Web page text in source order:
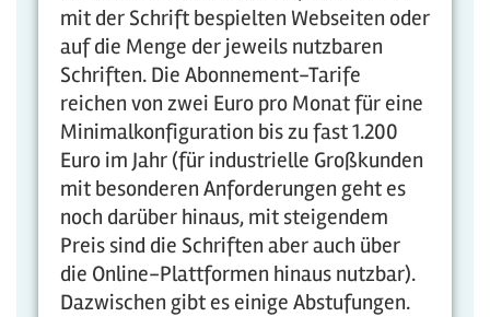
mit der Schrift bespielten Webseiten oder
auf die Menge der jeweils nutzbaren
Schriften. Die Abonnement-Tarife
reichen von zwei Euro pro Monat für eine
Minimalkonfiguration bis zu fast 1.200
Euro im Jahr (für industrielle Großkunden
mit besonderen Anforderungen geht es
noch darüber hinaus, mit steigendem
Preis sind die Schriften aber auch über
die Online-Plattformen hinaus nutzbar).
Dazwischen gibt es einige Abstufungen.